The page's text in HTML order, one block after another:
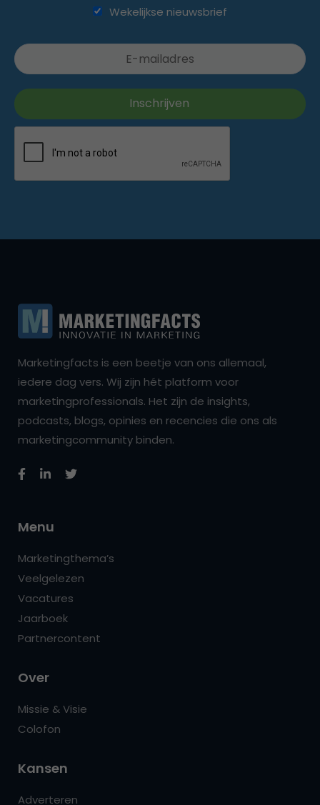
Wekelijkse nieuwsbrief
Marketingfacts is een beetje van ons allemaal,
iedere dag vers. Wij zijn hét platform voor
marketingprofessionals. Het zijn de insights,
podcasts, blogs, opinies en recencies die ons als
marketingcommunity binden.
Menu
Marketingthema’s
Veelgelezen
Vacatures
Jaarboek
Partnercontent
Over
Missie & Visie
Colofon
Kansen
Adverteren